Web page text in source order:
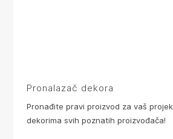
Pronalazač dekora
Pronađite pravi proizvod za vaš
dekorima svih poznatih proizvođača!